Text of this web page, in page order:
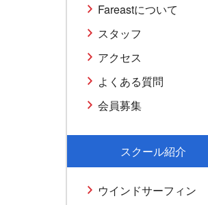
Fareastについて
スタッフ
アクセス
よくある質問
会員募集
スクール紹介
ウインドサーフィン